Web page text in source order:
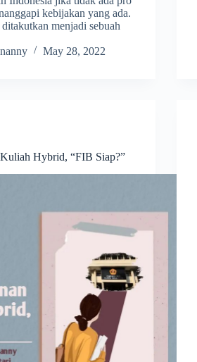
kebijakan yang ada.
menjadi sebuah
May 28, 2022
Hybrid, “FIB Siap?”